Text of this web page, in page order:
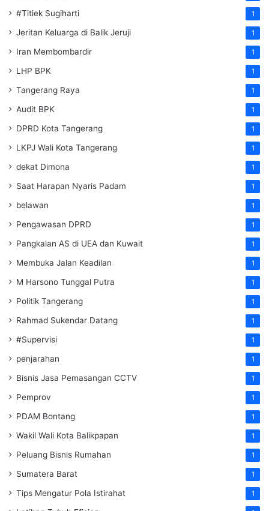
#Titiek Sugiharti 1
Jeritan Keluarga di Balik Jeruji 1
Iran Membombardir 1
LHP BPK 1
Tangerang Raya 1
Audit BPK 1
DPRD Kota Tangerang 1
LKPJ Wali Kota Tangerang 1
dekat Dimona 1
Saat Harapan Nyaris Padam 1
belawan 1
Pengawasan DPRD 1
Pangkalan AS di UEA dan Kuwait 1
Membuka Jalan Keadilan 1
M Harsono Tunggal Putra 1
Politik Tangerang 1
Rahmad Sukendar Datang 1
#Supervisi 1
penjarahan 1
Bisnis Jasa Pemasangan CCTV 1
Pemprov 1
PDAM Bontang 1
Wakil Wali Kota Balikpapan 1
Peluang Bisnis Rumahan 1
Sumatera Barat 1
Tips Mengatur Pola Istirahat 1